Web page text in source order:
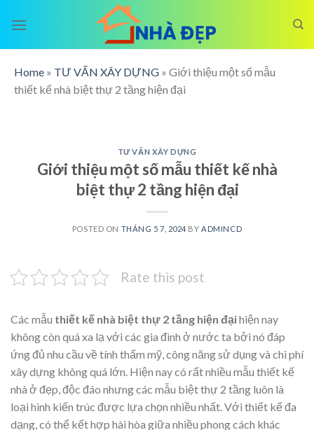
Home » TƯ VẤN XÂY DỰNG » Giới thiệu một số mẫu
thiết kế nhà biệt thự 2 tầng hiện đại
TƯ VẤN XÂY DỰNG
Giới thiệu một số mẫu thiết kế nhà
biệt thự 2 tầng hiện đại
POSTED ON THÁNG 5 7, 2024 BYADMINCD
Rate this post
Các mẫu thiết kế nhà biệt thự 2 tầng hiện đạihiện nay
không còn quá xa lạ với các gia đình ở nước ta bởi nó đáp
ứng đủ nhu cầu về tính thẩm mỹ, công năng sử dụng và chi phí
xây dựng không quá lớn. Hiện nay có rất nhiều mẫu thiết kế
nhà ở đẹp, độc đáo nhưng các mẫu biệt thự 2 tầng luôn là
loại hình kiến trúc được lựa chọn nhiều nhất. Với thiết kế đa
dạng, có thể kết hợp hài hòa giữa nhiều phong cách khác